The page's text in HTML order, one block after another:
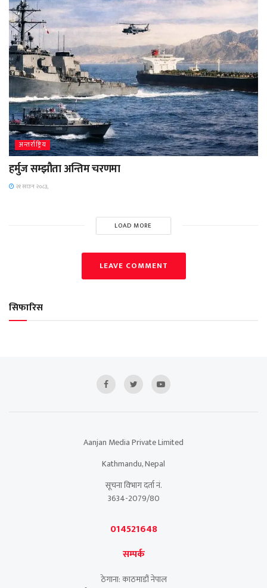
अन्तर्राष्ट्रिय
हर्मुज सम्झौता अन्तिम चरणमा
२१ साउन २०८३,
LOAD MORE
LEAVE COMMENT
सिफारिस
Aanjan Media Private Limited
Kathmandu, Nepal
सूचना विभाग दर्ता नं.
3634-2079/80
014521648
सम्पर्क
ठेगाना: काठमाडौं नेपाल